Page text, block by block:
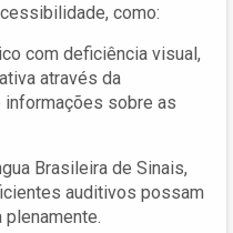
como:
com deficiência visual,
através da
sobre as
Brasileira de Sinais,
auditivos possam
plenamente.